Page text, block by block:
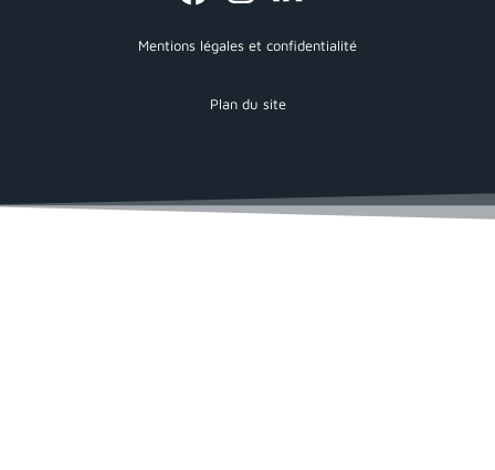
Mentions légales et confidentialité
Plan du site